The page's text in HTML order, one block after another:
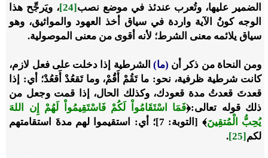
الضمير عليها، وتُعرب عندئذ في موضع نصب[24]
، ويَرجِّح هذا
الوجه كونُ الآية واردة في سياق أخذ العهود والمواثيق، وهو
سياق يلائمه معنى الشرط؛ لأنه أقوى من معنى الموصولية.
ومن النحاة من ذكر أن (ما) الشرطية إذا دخلت على فعل لازم،
كانت شرطية ظرفية، نحو: ما تَقُمْ أَقُمْ، وما تَقعُدْ أَقعُدْ؛ أي: إذا
قعدتَ قعدتُ مدة قعودك، وكذلك الحال، إذا قمت وجعل من
ذلك قوله تعالى:﴿فَمَا اسْتَقَامُواْ لَكُمْ فَاسْتَقِيمُواْ لَهُمْ إِن اللهَ
يُحِبُّ الْمُتقِينَ﴾
[التوبة: 7]؛ أي: استقيموا لهم مدةَ استقامتهم
لكم[25]
.